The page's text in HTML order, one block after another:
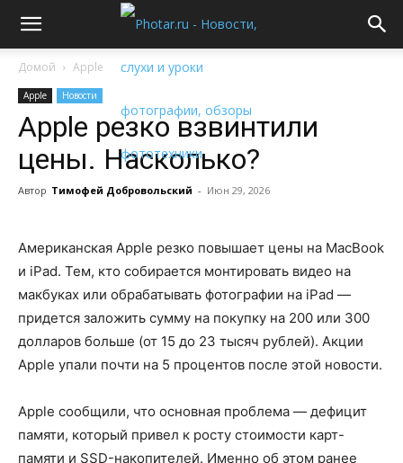
Домой Apple
Apple Новости
Apple резко взвинтили
цены. Насколько?
Автор Тимофей Добровольский - Июн 29, 2026
Американская Apple резко повышает цены на MacBook
и iPad. Тем, кто собирается монтировать видео на
макбуках или обрабатывать фотографии на iPad —
придется заложить сумму на покупку на 200 или 300
долларов больше (от 15 до 23 тысяч рублей). Акции
Apple упали почти на 5 процентов после этой новости.
Apple сообщили, что основная проблема — дефицит
памяти, который привел к росту стоимости карт-
памяти и SSD-накопителей. Именно об этом ранее